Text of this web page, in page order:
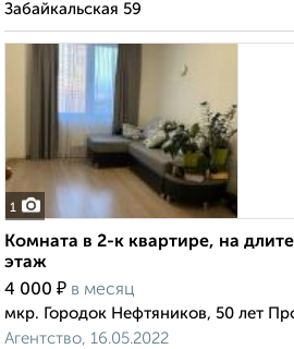
Забайкальская 59
1
Комната в 2-к квартире, на
этаж
4 000 ₽ в месяц
мкр. Городок Нефтяников, 50 лет
Агентство, 16.05.2022